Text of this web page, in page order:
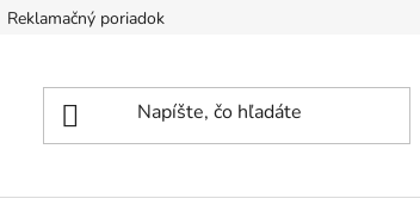
Reklamačný poriadok